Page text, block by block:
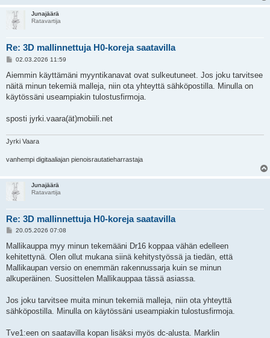
Junajäärä
Ratavartija
Re: 3D mallinnettuja H0-koreja saatavilla
V
e
t
i
02.03.2026 11:59
Aiemmin käyttämäni myyntikanavat ovat sulkeutuneet. Jos joku tarvitsee
näitä minun tekemiä malleja, niin ota yhteyttä sähköpostilla. Minulla on
käytössäni useampiakin tulostusfirmoja.
sposti jyrki.vaara(ät)mobiili.net
Jyrki Vaara
vanhempi digitaaliajan pienoisrautatieharrastaja
Junajäärä
Ratavartija
Re: 3D mallinnettuja H0-koreja saatavilla
V
e
t
i
20.05.2026 07:08
Mallikauppa myy minun tekemääni Dr16 koppaa vähän edelleen
kehitettynä. Olen ollut mukana siinä kehitystyössä ja tiedän, että
Mallikaupan versio on enemmän rakennussarja kuin se minun
alkuperäinen. Suosittelen Mallikauppaa tässä asiassa.
Jos joku tarvitsee muita minun tekemiä malleja, niin ota yhteyttä
sähköpostilla. Minulla on käytössäni useampiakin tulostusfirmoja.
Tve1:een on saatavilla kopan lisäksi myös dc-alusta. Marklin